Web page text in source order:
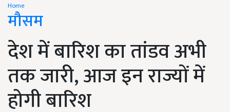
Home
मौसम
देश में बारिश का तांडव अभी
तक जारी, आज इन राज्यों में
होगी बारिश